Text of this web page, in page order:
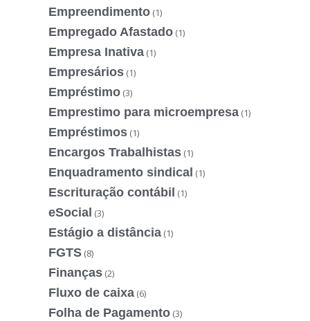
Empreendimento (1)
Empregado Afastado (1)
Empresa Inativa (1)
Empresários (1)
Empréstimo (3)
Emprestimo para microempresa (1)
Empréstimos (1)
Encargos Trabalhistas (1)
Enquadramento sindical (1)
Escrituração contábil (1)
eSocial (3)
Estágio a distância (1)
FGTS (8)
Finanças (2)
Fluxo de caixa (6)
Folha de Pagamento (3)